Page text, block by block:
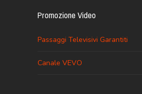
Promozione Video
Passaggi Televisivi Garantiti
Canale VEVO